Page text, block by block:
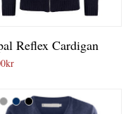
Reflex Cardigan
kr